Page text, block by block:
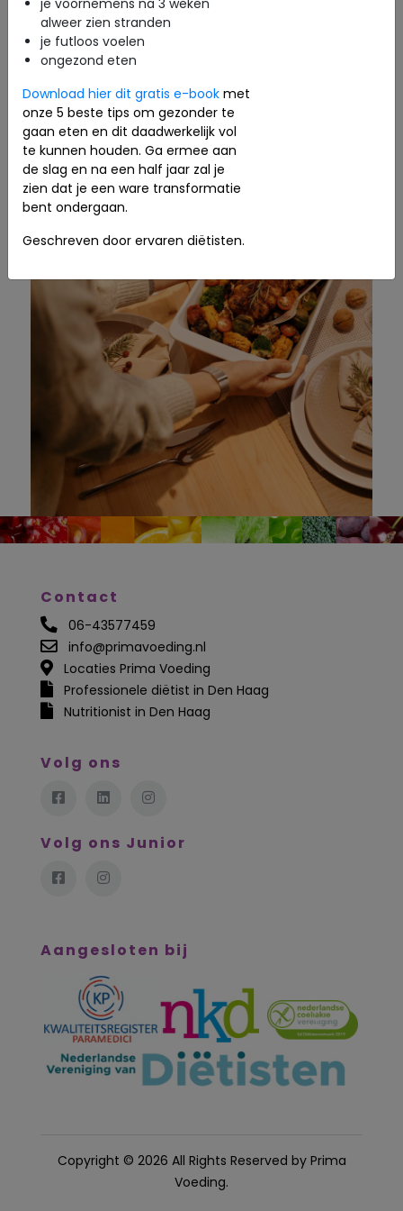
Contact
06-43577459
info@primavoeding.nl
Locaties Prima Voeding
Professionele diëtist in Den Haag
Nutritionist in Den Haag
Volg ons
Volg ons Junior
Aangesloten bij
Copyright © 2026 All Rights Reserved by Prima
Voeding.
je voornemens na 3 weken
alweer zien stranden
je futloos voelen
ongezond eten
Download hier dit gratis e-book met
onze 5 beste tips om gezonder te
gaan eten en dit daadwerkelijk vol
te kunnen houden. Ga ermee aan
de slag en na een half jaar zal je
zien dat je een ware transformatie
bent ondergaan.
Geschreven door ervaren diëtisten.